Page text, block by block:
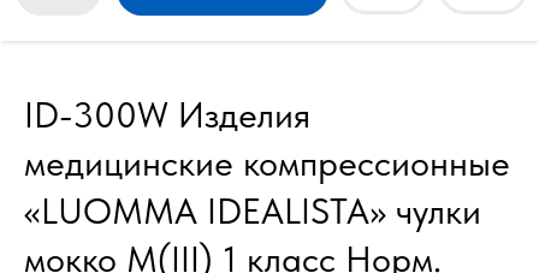
ID-300W Изделия
медицинские компрессионные
«LUOMMA IDEALISTA» чулки
мокко M(III) 1 класс Норм.